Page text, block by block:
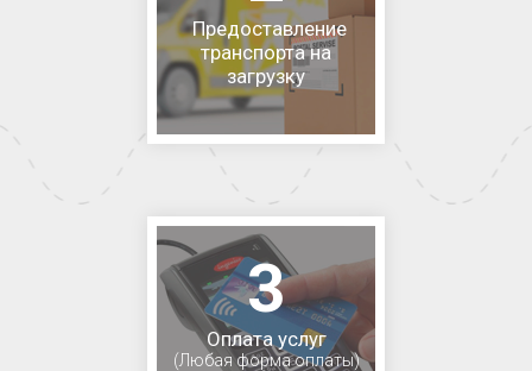
Предоставление
транспорта на
загрузку
3
Оплата услуг
(Любая форма оплаты)